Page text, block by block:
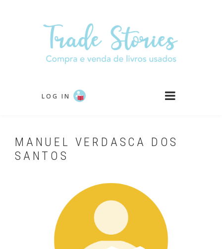
LOG IN
MANUEL VERDASCA DOS
SANTOS